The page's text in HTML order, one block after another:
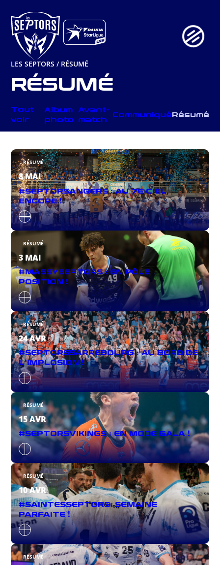
contenu
LES SEPTORS / RÉSUMÉ
RÉSUMÉ
Tout
voir
Album
photo
Avant-
match
CommuniquéRésumé
RÉSUMÉ
8 MAI
#SEPTORSANGERS : AU 7E CIEL,
ENCORE !
RÉSUMÉ
3 MAI
#MASSYSEPTORS : EN PÔLE
POSITION !
RÉSUMÉ
24 AVR
#SEPTORSSARREBOURG : AU BORD DE
L’IMPLOSION !
RÉSUMÉ
15 AVR
#SEPTORSVIKINGS : EN MODE GALA !
RÉSUMÉ
10 AVR
#SAINTESSEPTORS: SEMAINE
PARFAITE !
RÉSUMÉ